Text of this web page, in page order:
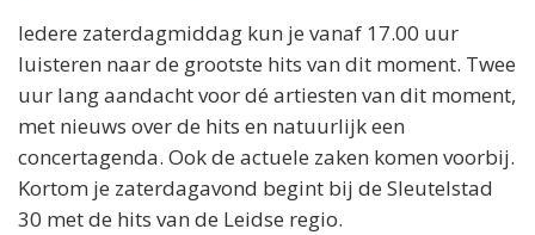
Iedere zaterdagmiddag kun je vanaf 17.00 uur
luisteren naar de grootste hits van dit moment. Twee
uur lang aandacht voor dé artiesten van dit moment,
met nieuws over de hits en natuurlijk een
concertagenda. Ook de actuele zaken komen voorbij.
Kortom je zaterdagavond begint bij de Sleutelstad
30 met de hits van de Leidse regio.